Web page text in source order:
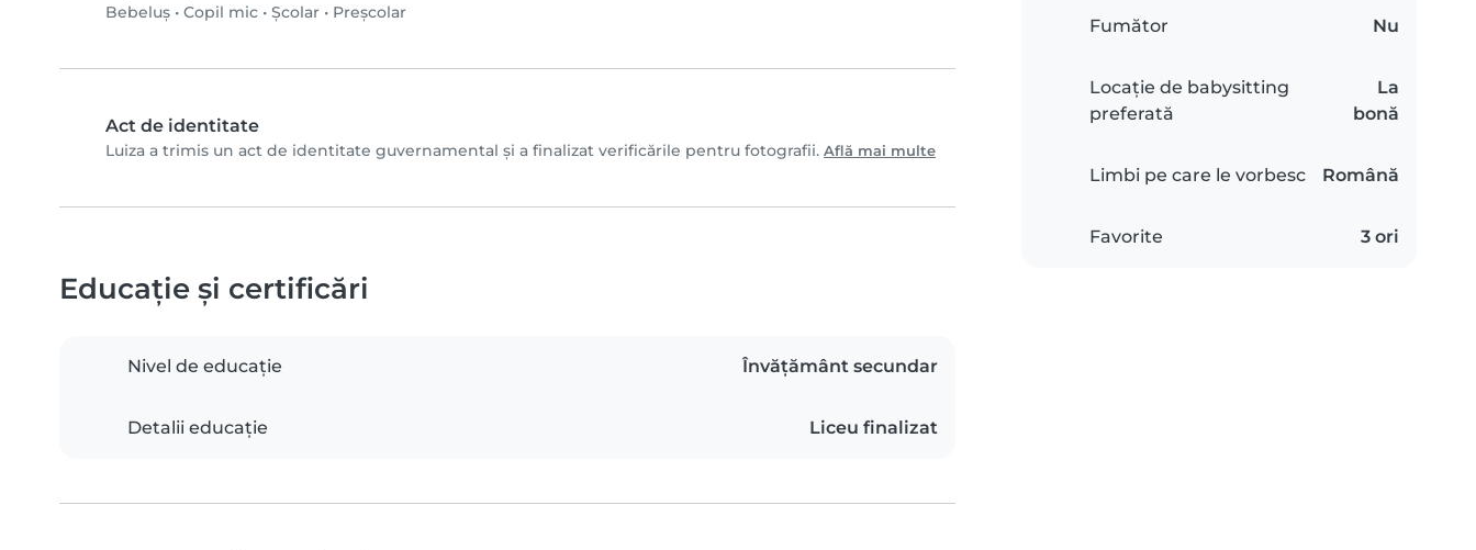
Bebeluș • Copil mic • Școlar • Preșcolar
Act de identitate
Luiza a trimis un act de identitate guvernamental și a finalizat verificările pentru fotografii. Află mai multe
Fumător Nu
Locație de babysitting
preferată
La
bonă
Limbi pe care le vorbesc Română
Favorite 3 ori
Educație și certificări
Nivel de educație Învățământ secundar
Detalii educație Liceu finalizat